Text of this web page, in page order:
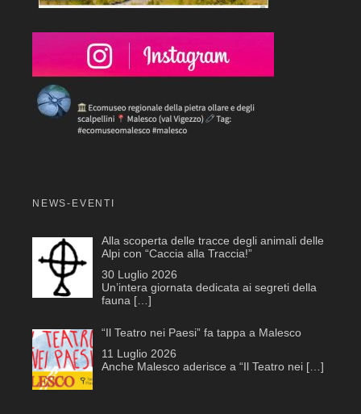
NEWS-EVENTI
Alla scoperta delle tracce degli animali delle
Alpi con “Caccia alla Traccia!”
30 Luglio 2026
Un’intera giornata dedicata ai segreti della
fauna […]
“Il Teatro nei Paesi” fa tappa a Malesco
11 Luglio 2026
Anche Malesco aderisce a “Il Teatro nei […]